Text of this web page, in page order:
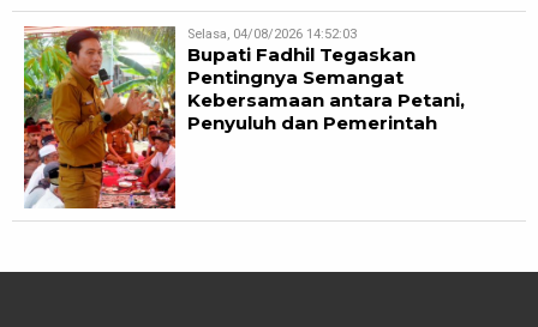
Selasa, 04/08/2026 14:52:03
Bupati Fadhil Tegaskan
Pentingnya Semangat
Kebersamaan antara Petani,
Penyuluh dan Pemerintah